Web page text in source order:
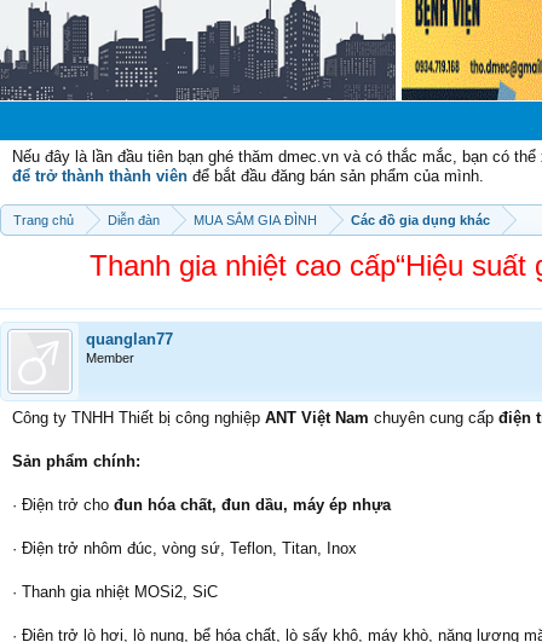
Nếu đây là lần đầu tiên bạn ghé thăm dmec.vn và có thắc mắc, bạn có
để trở thành thành viên để bắt đầu đăng bán sản phẩm của mình.
Trang chủ Diễn đàn MUA SẮM GIA ĐÌNH Các đồ gia dụng khác
Thanh gia nhiệt cao cấp“Hiệu
quanglan77
Member
Công ty TNHH Thiết bị công nghiệp ANT Việt Nam chuyên cung cấp điện
Sản phẩm chính:
· Điện trở cho đun hóa chất, đun dầu, máy ép nhựa
· Điện trở nhôm đúc, vòng sứ, Teflon, Titan, Inox
· Thanh gia nhiệt MOSi2, SiC
· Điện trở lò hơi, lò nung, bể hóa chất, lò sấy khô, máy khò, năng lượng